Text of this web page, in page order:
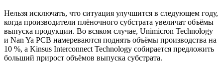
Нельзя исключать, что ситуация улучшится в следующем году,
когда производители плёночного субстрата увеличат объёмы
выпуска продукции. Во всяком случае, Unimicron Technology
и Nan Ya PCB намереваются поднять объёмы производства на
10 %, а Kinsus Interconnect Technology собирается предложить
больший прирост объёмов выпуска субстрата.